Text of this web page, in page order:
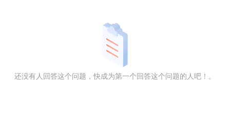
还没有人回答这个问题，快成为第一个回答这个问题的人吧！。